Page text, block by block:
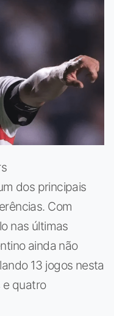
dos principais
Com
nas últimas
ainda não
13 jogos nesta
e quatro